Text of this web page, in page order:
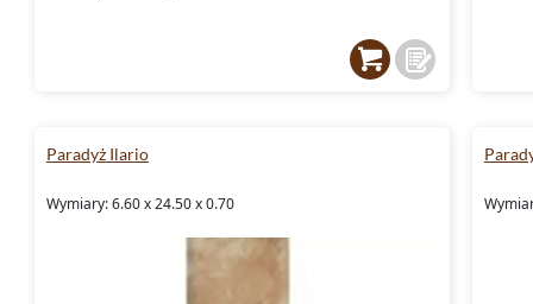
Paradyż Ilario
Wymiary: 6.60 x 24.50 x 0.70